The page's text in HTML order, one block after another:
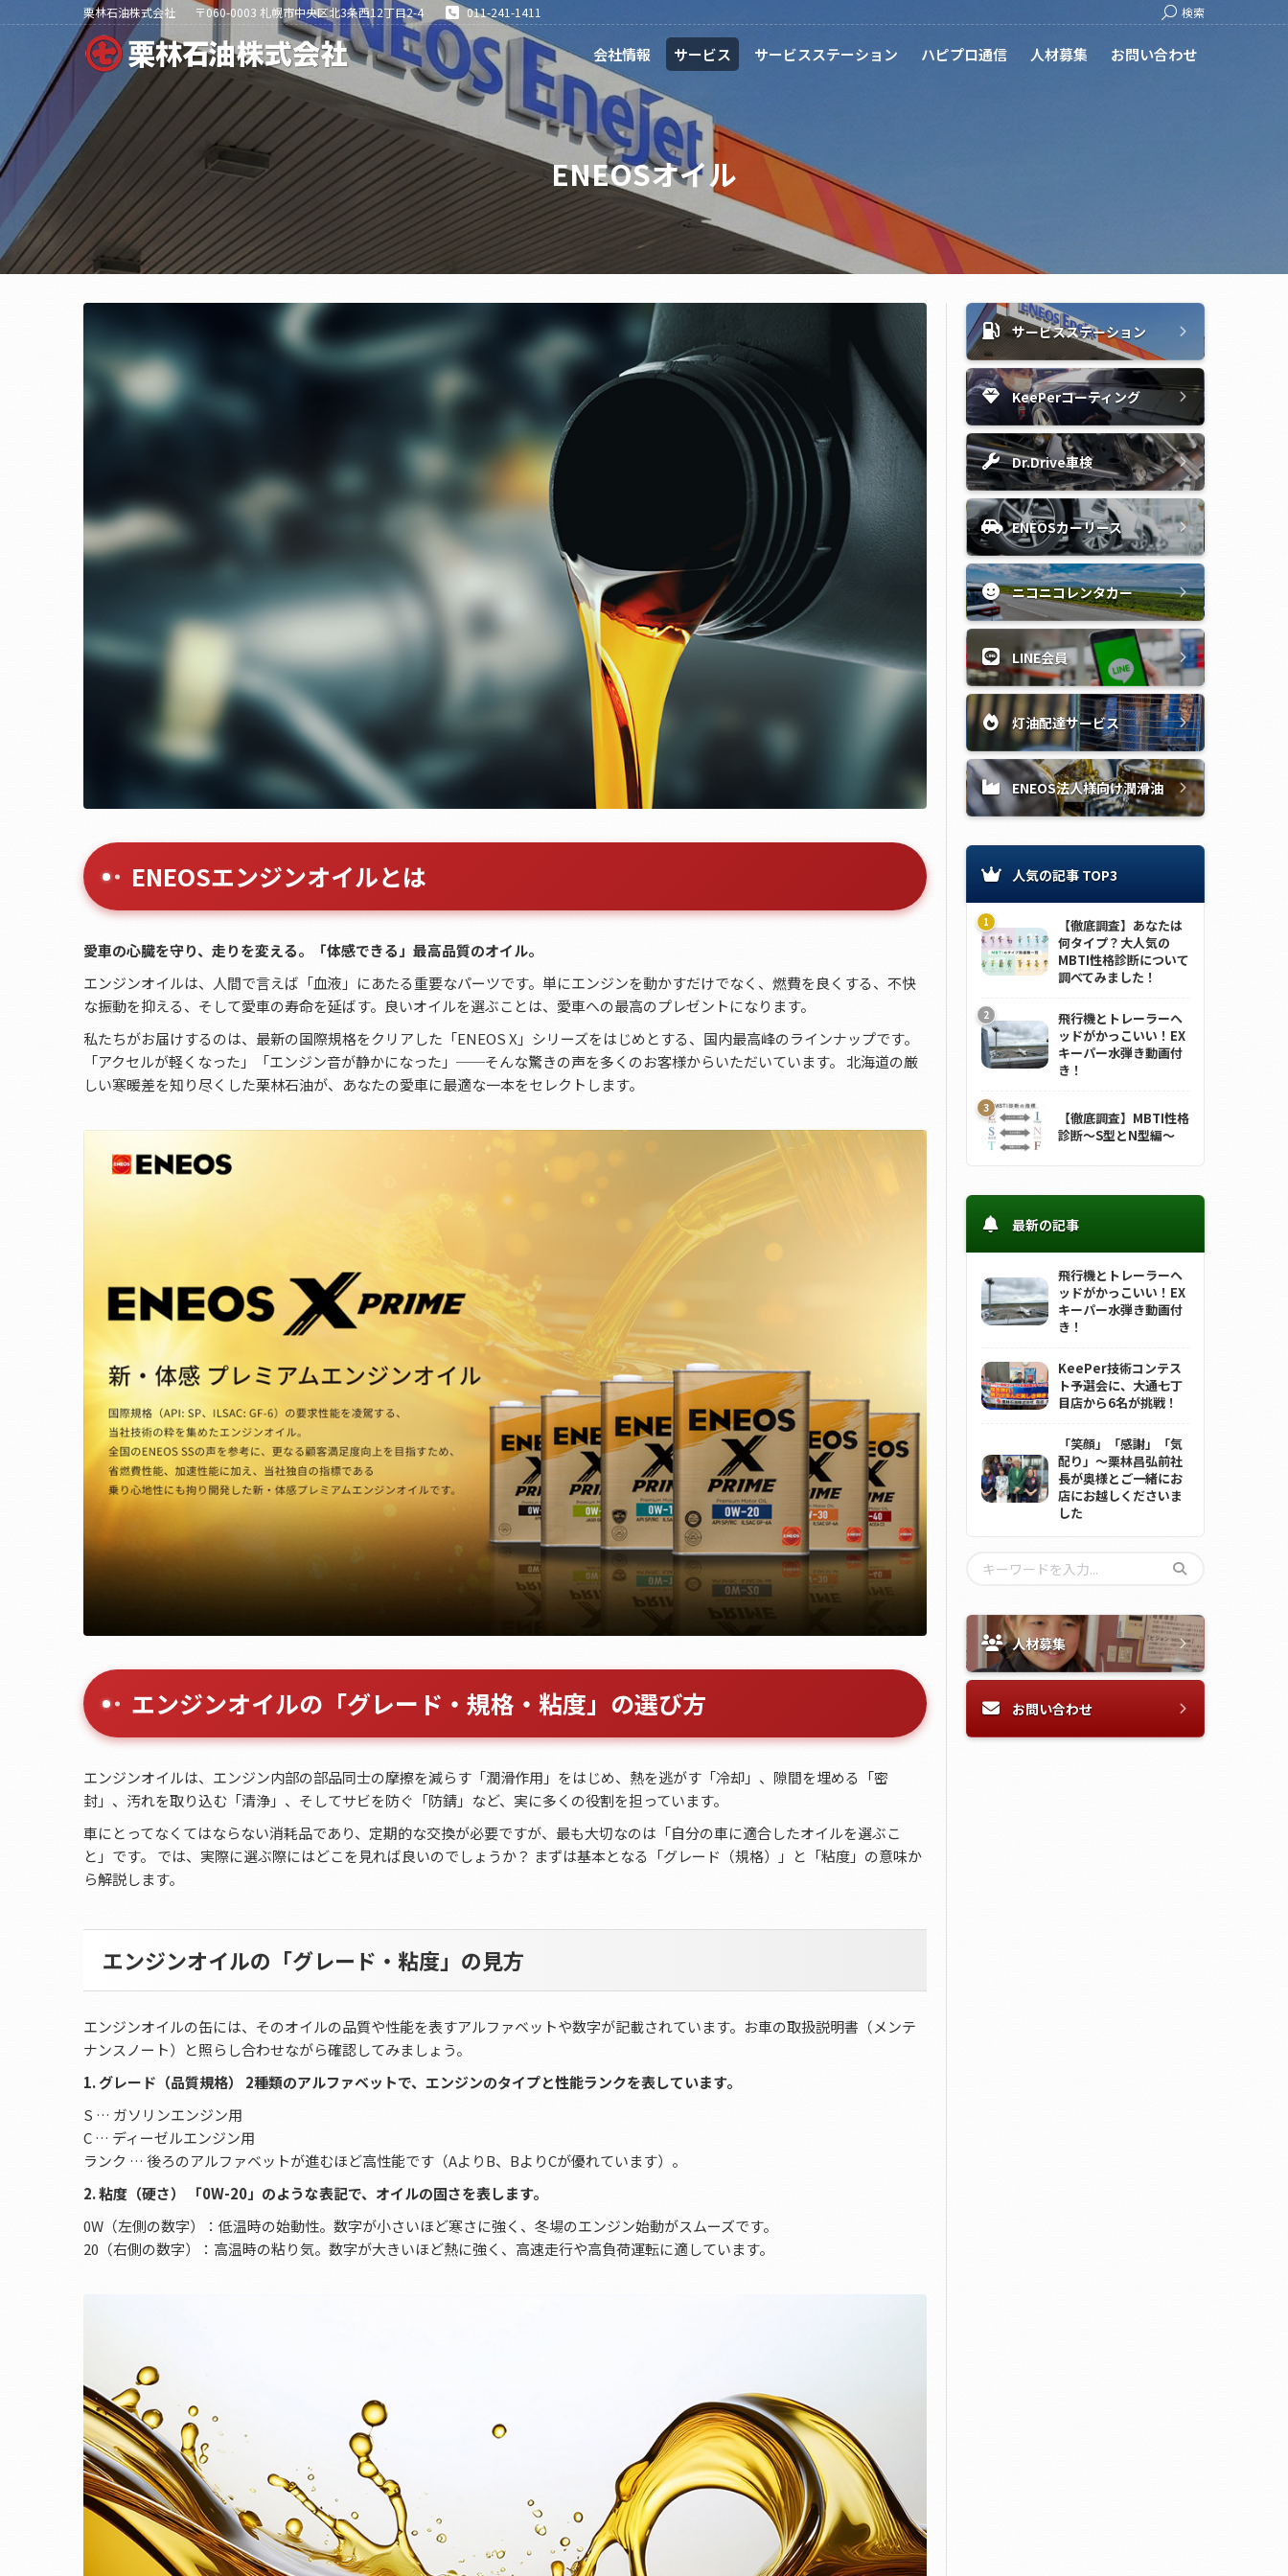
栗林石油株式会社 〒060-0003 札幌市中央区北3条西12丁目2-4 011-241-1411 Search:
検索
会社情報 サービス サービスステーション ハピプロ通信 人材募集 お問い合わせ
ENEOSオイル
ENEOSエンジンオイルとは
愛車の心臓を守り、走りを変える。「体感できる」最高品質のオイル。
エンジンオイルは、人間で言えば「血液」にあたる重要なパーツです。単にエンジンを動かすだけでなく、燃費を良くする、不快
な振動を抑える、そして愛車の寿命を延ばす。良いオイルを選ぶことは、愛車への最高のプレゼントになります。
私たちがお届けするのは、最新の国際規格をクリアした「ENEOS X」シリーズをはじめとする、国内最高峰のラインナップです。
「アクセルが軽くなった」「エンジン音が静かになった」──そんな驚きの声を多くのお客様からいただいています。 北海道の厳
しい寒暖差を知り尽くした栗林石油が、あなたの愛車に最適な一本をセレクトします。
エンジンオイルの「グレード・規格・粘度」の選び方
エンジンオイルは、エンジン内部の部品同士の摩擦を減らす「潤滑作用」をはじめ、熱を逃がす「冷却」、隙間を埋める「密
封」、汚れを取り込む「清浄」、そしてサビを防ぐ「防錆」など、実に多くの役割を担っています。
車にとってなくてはならない消耗品であり、定期的な交換が必要ですが、最も大切なのは「自分の車に適合したオイルを選ぶこ
と」です。 では、実際に選ぶ際にはどこを見れば良いのでしょうか？ まずは基本となる「グレード（規格）」と「粘度」の意味か
ら解説します。
エンジンオイルの「グレード・粘度」の見方
エンジンオイルの缶には、そのオイルの品質や性能を表すアルファベットや数字が記載されています。お車の取扱説明書（メンテ
ナンスノート）と照らし合わせながら確認してみましょう。
1. グレード（品質規格） 2種類のアルファベットで、エンジンのタイプと性能ランクを表しています。
S … ガソリンエンジン用
C … ディーゼルエンジン用
ランク … 後ろのアルファベットが進むほど高性能です（AよりB、BよりCが優れています）。
2. 粘度（硬さ） 「0W-20」のような表記で、オイルの固さを表します。
0W（左側の数字）：低温時の始動性。数字が小さいほど寒さに強く、冬場のエンジン始動がスムーズです。
20（右側の数字）：高温時の粘り気。数字が大きいほど熱に強く、高速走行や高負荷運転に適しています。
サービスステーション
KeePerコーティング
Dr.Drive車検
ENEOSカーリース
ニコニコレンタカー
LINE会員
灯油配達サービス
ENEOS法人様向け潤滑油
人気の記事 TOP3
【徹底調査】あなたは
何タイプ？大人気の
MBTI性格診断について
調べてみました！
飛行機とトレーラーヘ
ッドがかっこいい！EX
キーパー水弾き動画付
き！
【徹底調査】MBTI性格
診断～S型とN型編～
最新の記事
飛行機とトレーラーヘ
ッドがかっこいい！EX
キーパー水弾き動画付
き！
KeePer技術コンテス
ト予選会に、大通七丁
目店から6名が挑戦！
「笑顔」「感謝」「気
配り」～栗林昌弘前社
長が奥様とご一緒にお
店にお越しくださいま
した
人材募集
お問い合わせ